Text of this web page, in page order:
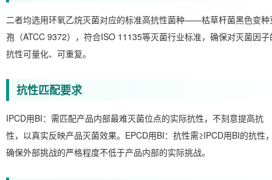
二者均选用环氧乙烷灭菌对应的标准高抗性菌种——枯草杆菌黑色变种
孢（ATCC 9372），符合ISO 11135等灭菌行业标准，确保对灭菌因子
抗性可量化、可重复。
抗性匹配要求
IPCD用BI：需匹配产品内部最难灭菌位点的实际抗性，不刻意提高抗
性，以真实反映产品灭菌效果。EPCD用BI：抗性需≥IPCD用BI的抗性
确保外部挑战的严格程度不低于产品内部的实际挑战。